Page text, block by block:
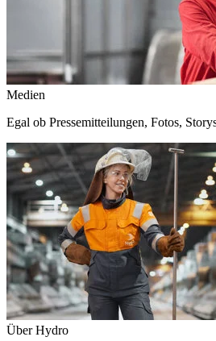
Medien
Egal ob Pressemitteilungen, Fotos,
Über Hydro